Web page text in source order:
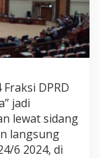
DPRD
jadi
lewat sidang
langsung
6 2024, di